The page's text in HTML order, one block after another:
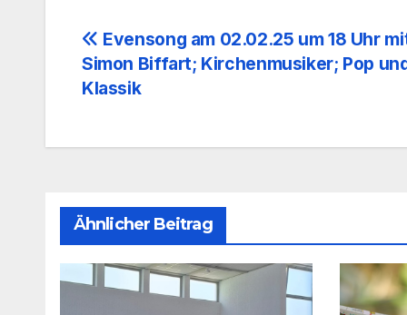
Beitragsnavigation
Evensong am 02.02.25 um 18 Uhr
Simon Biffart; Kirchenmusiker; Pop
Klassik
Ähnlicher Beitrag